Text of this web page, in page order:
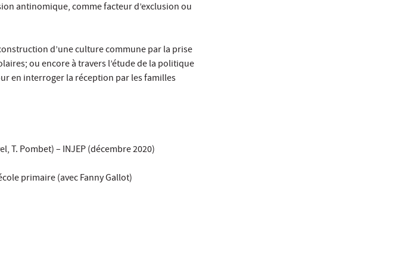
antinomique, comme facteur d’exclusion ou
d’une culture commune par la prise
ou encore à travers l’étude de la politique
en interroger la réception par les familles
T. Pombet) – INJEP (décembre 2020)
primaire (avec Fanny Gallot)